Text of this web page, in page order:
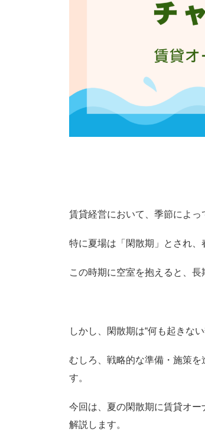
賃貸経営において、季節によっ
特に夏場は「閑散期」とされ、
この時期に空室を抱えると、
しかし、閑散期は“何も起きな
むしろ、戦略的な準備・施策
す。
今回は、夏の閑散期に賃貸オ
解説します。